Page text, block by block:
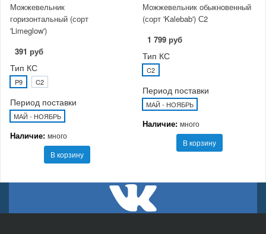
Можжевельник
горизонтальный (сорт
'Limeglow')
391 руб
Тип КС
P9 C2
Период поставки
МАЙ - НОЯБРЬ
Наличие: много
В корзину
Можжевельник обыкновенный
(сорт 'Kalebab') С2
1 799 руб
Тип КС
C2
Период поставки
МАЙ - НОЯБРЬ
Наличие: много
В корзину